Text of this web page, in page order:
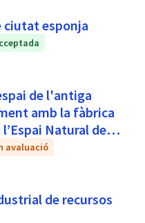
ciutat esponja
de l'antiga
amb la fàbrica
Natural del
avaluació
de recursos